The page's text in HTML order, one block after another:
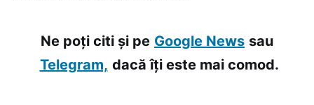
Ne poți citi și pe Google News sau
Telegram, dacă îți este mai comod.